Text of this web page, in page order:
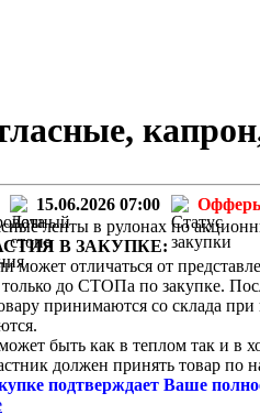
15.06.2026 07:00
ленты в рулонах по
В ЗАКУПКЕ:
может отличаться от
только до СТОПа по закупке.
принимаются со склада при
быть как в теплом так и в
должен принять товар по
подтверждает Ваше